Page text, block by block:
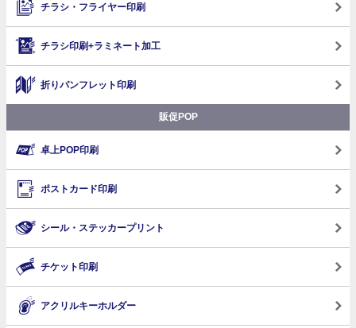
チラシ・フライヤー印刷
チラシ印刷+ラミネート加工
折りパンフレット印刷
販促POP
卓上POP印刷
ポストカード印刷
シール・ステッカープリント
チケット印刷
アクリルキーホルダー